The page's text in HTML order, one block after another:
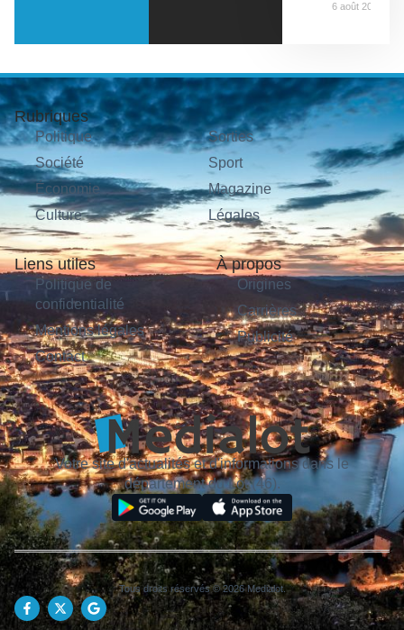
6 août 2026
Rubriques
Politique
Société
Économie
Culture
Sorties
Sport
Magazine
Légales
Liens utiles
Politique de
confidentialité
Mentions légales
Contact
À propos
Origines
Carrières
Publicité
Votre site d'actualités et d'informations dans le
département du Lot (46).
Tous droits réservés © 2026 Medialot.